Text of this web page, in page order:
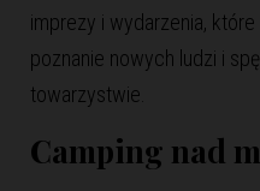
imprezy i wydarzenia,
poznanie nowych ludzi i
towarzystwie.
Camping nad